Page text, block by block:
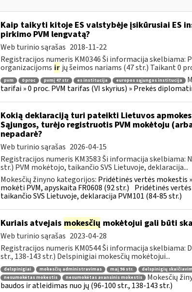
Kaip taikyti kitoje ES valstybėje įsikūrusiai ES
pirkimo PVM lengvatą?
Web turinio sąrašas 2018-11-22
Registracijos numeris KM0346 Ši informacija
organizacijoms ir jų šeimos nariams (47 str.) Taikant 0
pvm 0 proc pvmį 47 str es institucija europos sąjungos institucija
tarifai » 0 proc. PVM tarifas (VI skyrius) » Prekės
Kokią deklaraciją turi pateikti Lietuvos
Sąjungos, turėjo registruotis PVM mokėtoju
nepadarė?
Web turinio sąrašas 2026-04-15
Registracijos numeris KM3583 Ši informacija skelbiama:
str.) PVM mokėtojo, taikančio SVS Lietuvoje, deklaracija...
Mokesčių žinyno kategorijos: Pridėtinės vertės mokestis
mokėti PVM, apyskaita FR0608 (92 str.) Pridėtinės
taikančio SVS Lietuvoje, deklaracija PVM101 (84-85 str.)
Kuriais atvejais mokesčių mokėtojui gali būti
Web turinio sąrašas 2023-04-28
Registracijos numeris KM0544 Ši informacija skelbiama:
str., 138-143 str.) Delspinigiai mokesčių mokėtojui...
delspinigiai mokesčių administravimas maį 96 str. delspinigių
nesumokėtas mokestis
nesumokėtas avansinis mokestis Mokesčių
baudos ir atleidimas nuo jų (96-100 str., 138-143 str.)